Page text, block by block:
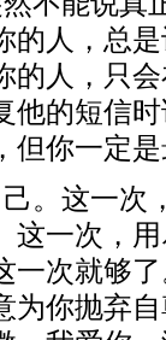
的人，总
的人，只
他的短信
但你一定
。这一次
这一次，
一次就够
为你抛弃